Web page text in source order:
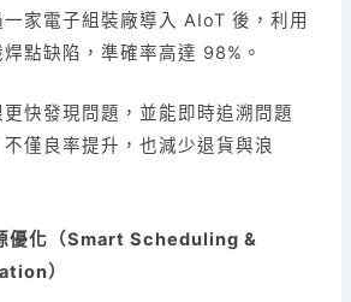
家電子組裝廠導入 AIoT 後，利用
點缺陷，準確率高達 98%。
快發現問題，並能即時追溯問題
僅良率提升，也減少退貨與浪
優化（Smart Scheduling &
）